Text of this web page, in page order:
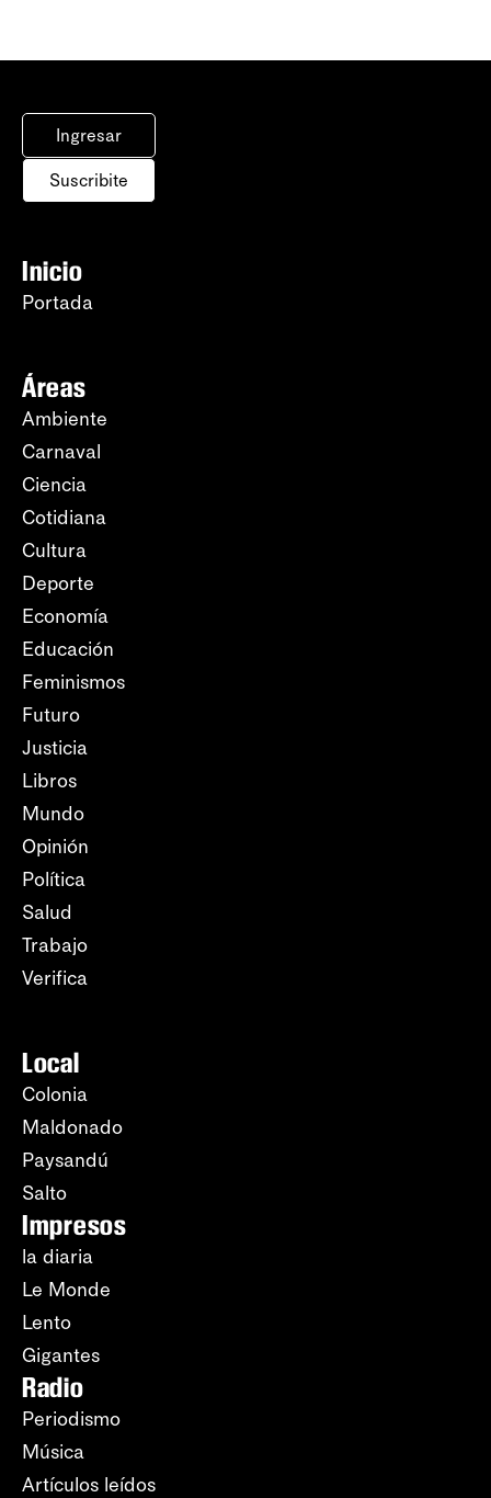
Ingresar
Suscribite
Inicio
Portada
Áreas
Ambiente
Carnaval
Ciencia
Cotidiana
Cultura
Deporte
Economía
Educación
Feminismos
Futuro
Justicia
Libros
Mundo
Opinión
Política
Salud
Trabajo
Verifica
Local
Colonia
Maldonado
Paysandú
Salto
Impresos
la diaria
Le Monde
Lento
Gigantes
Radio
Periodismo
Música
Artículos leídos